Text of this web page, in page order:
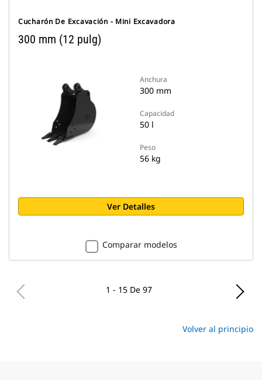
Cucharón De Excavación - Mini Excavadora
300 mm (12 pulg)
Anchura
300 mm
Capacidad
50 l
Peso
56 kg
Ver Detalles
Comparar modelos
1 - 15 De 97
Volver al principio